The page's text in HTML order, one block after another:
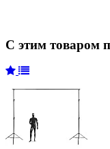
С этим товаром